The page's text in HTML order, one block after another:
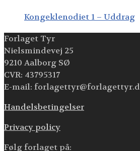
Kongeklenodiet 1 – Uddrag
Forlaget Tyr
Nielsmindevej 25
9210 Aalborg SØ
CVR: 43795317
E-mail:
Handelsbetingelser
Privacy policy
Følg forlaget på: